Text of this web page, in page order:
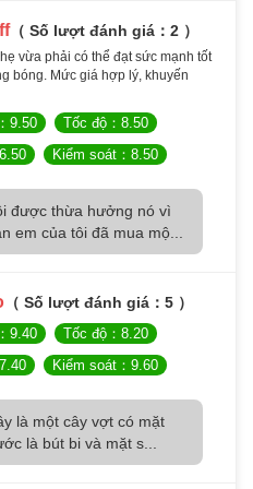
（ Số lượt đánh giá：2 ）
vừa phải có thể đạt sức mạnh tốt
bóng. Mức giá hợp lý, khuyến
9.50
Tốc độ：8.50
Kiểm soát：8.50
được thừa hưởng nó vì
em của tôi đã mua mộ...
（ Số lượt đánh giá：5 ）
9.40
Tốc độ：8.20
Kiểm soát：9.60
là một cây vợt có mặt
là bút bi và mặt s...